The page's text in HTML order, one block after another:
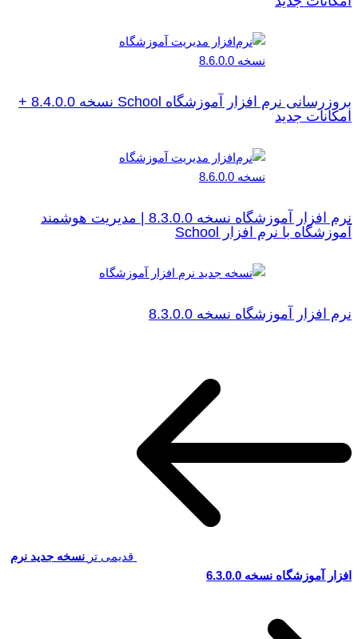
بروزرسانی نرم افزار آموزشگاه School نسخه 8.4.0.0 +
امکانات جدید
نرم افزار آموزشگاه نسخه 8.3.0.0 | مدیریت هوشمند
آموزشگاه با نرم افزار School
نرم افزار آموزشگاه نسخه 8.3.0.0
قدیمی تر نسخه جدید نرم
افزار آموزشگاه نسخه 6.3.0.0